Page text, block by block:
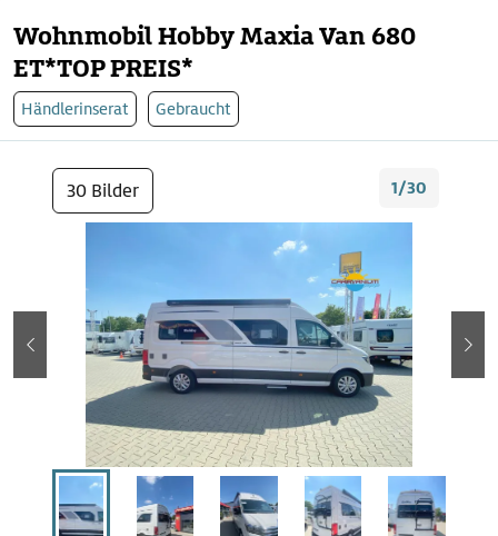
Wohnmobil Hobby Maxia Van 680
ET*TOP PREIS*
Händlerinserat Gebraucht
30 Bilder 1/30
zurück